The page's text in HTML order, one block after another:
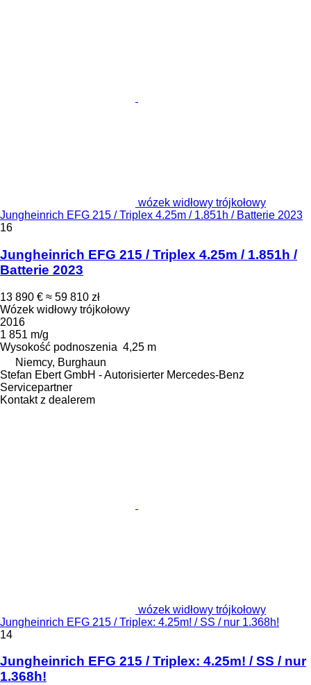
wózek widłowy trójkołowy
Jungheinrich EFG 215 / Triplex 4.25m / 1.851h / Batterie 2023
16
Jungheinrich EFG 215 / Triplex 4.25m / 1.851h /
Batterie 2023
13 890 € ≈ 59 810 zł
Wózek widłowy trójkołowy
2016
1 851 m/g
Wysokość podnoszenia 4,25 m
Niemcy, Burghaun
Stefan Ebert GmbH - Autorisierter Mercedes-Benz
Servicepartner
Kontakt z dealerem
wózek widłowy trójkołowy
Jungheinrich EFG 215 / Triplex: 4.25m! / SS / nur 1.368h!
14
Jungheinrich EFG 215 / Triplex: 4.25m! / SS / nur
1.368h!